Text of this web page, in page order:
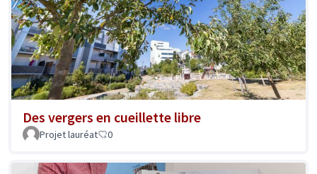
Des vergers en cueillette libre
Projet lauréat 0